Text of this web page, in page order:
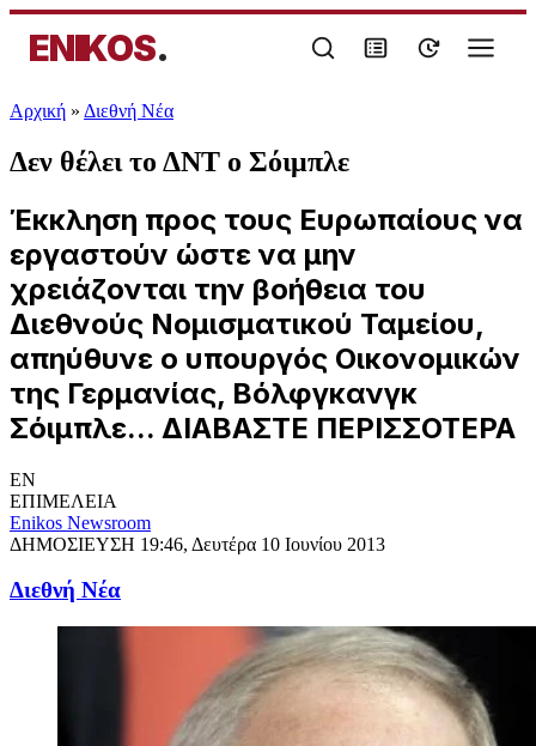
ENIKOS.
Αρχική » Διεθνή Νέα
Δεν θέλει το ΔΝΤ ο Σόιμπλε
Έκκληση προς τους Ευρωπαίους να
εργαστούν ώστε να μην
χρειάζονται την βοήθεια του
Διεθνούς Νομισματικού Ταμείου,
απηύθυνε ο υπουργός Οικονομικών
της Γερμανίας, Βόλφγκανγκ
Σόιμπλε... ΔΙΑΒΑΣΤΕ ΠΕΡΙΣΣΟΤΕΡΑ
EN
ΕΠΙΜΕΛΕΙΑ
Enikos Newsroom
ΔΗΜΟΣΙΕΥΣΗ 19:46, Δευτέρα 10 Ιουνίου 2013
Διεθνή Νέα